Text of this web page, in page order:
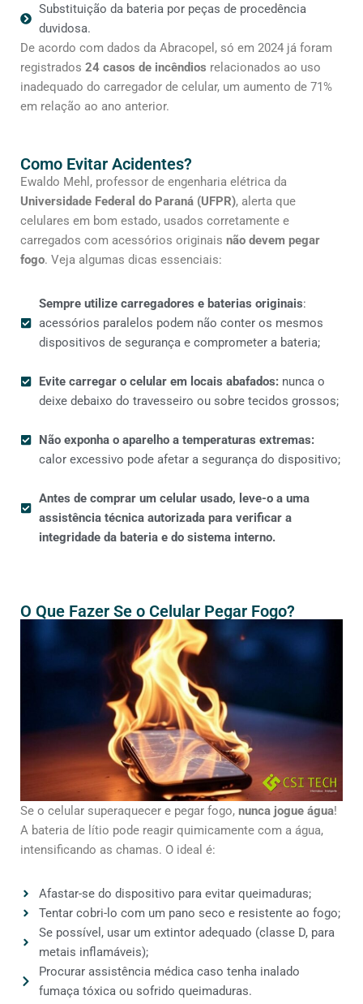
Substituição da bateria por peças de procedência
duvidosa.
De acordo com dados da Abracopel, só em 2024 já foram
registrados 24 casos de incêndios relacionados ao uso
inadequado do carregador de celular, um aumento de 71%
em relação ao ano anterior.
Como Evitar Acidentes?
Ewaldo Mehl, professor de engenharia elétrica da
Universidade Federal do Paraná (UFPR), alerta que
celulares em bom estado, usados corretamente e
carregados com acessórios originais não devem pegar
fogo. Veja algumas dicas essenciais:
Sempre utilize carregadores e baterias originais:
acessórios paralelos podem não conter os mesmos
dispositivos de segurança e comprometer a bateria;
Evite carregar o celular em locais abafados:nunca o
deixe debaixo do travesseiro ou sobre tecidos grossos;
Não exponha o aparelho a temperaturas extremas:
calor excessivo pode afetar a segurança do dispositivo;
Antes de comprar um celular usado, leve-o a uma
assistência técnica autorizada para verificar a
integridade da bateria e do sistema interno.
O Que Fazer Se o Celular Pegar Fogo?
Se o celular superaquecer e pegar fogo, nunca jogue água!
A bateria de lítio pode reagir quimicamente com a água,
intensificando as chamas. O ideal é:
Afastar-se do dispositivo para evitar queimaduras;
Tentar cobri-lo com um pano seco e resistente ao fogo;
Se possível, usar um extintor adequado (classe D, para
metais inflamáveis);
Procurar assistência médica caso tenha inalado
fumaça tóxica ou sofrido queimaduras.